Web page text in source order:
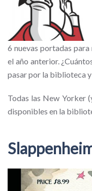
6 nuevas portadas
el año anterior.
pasar por la biblioteca
Todas las New Yorker
disponibles en la